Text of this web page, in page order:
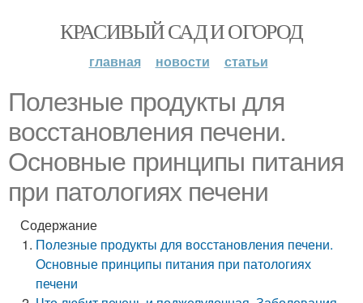
КРАСИВЫЙ САД И ОГОРОД
главная новости статьи
Полезные продукты для
восстановления печени.
Основные принципы питания
при патологиях печени
Содержание
Полезные продукты для восстановления печени.
Основные принципы питания при патологиях
печени